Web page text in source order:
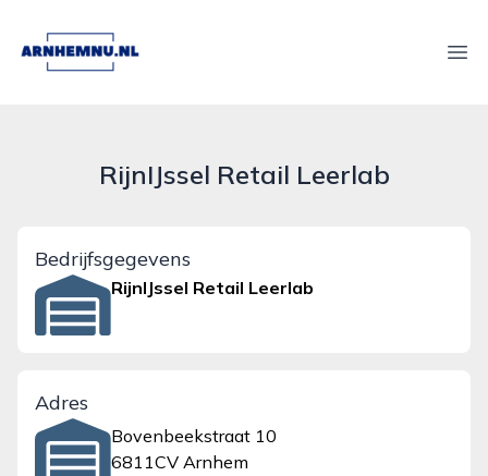
arnhemnu.nl
RijnIJssel Retail Leerlab
Bedrijfsgegevens
RijnIJssel Retail Leerlab
Adres
Bovenbeekstraat 10
6811CV Arnhem